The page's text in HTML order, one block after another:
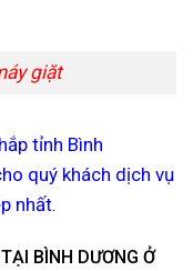
giặt
tỉnh Bình
quý khách dịch vụ
nhất.
BÌNH DƯƠNG Ở